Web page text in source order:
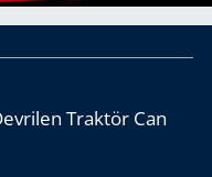
Traktör Can